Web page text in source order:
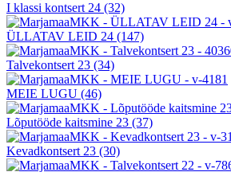
I klassi kontsert 24 (32)
ÜLLATAV LEID 24 (147)
Talvekontsert 23 (34)
MEIE LUGU (46)
Lõputööde kaitsmine 23 (37)
Kevadkontsert 23 (30)